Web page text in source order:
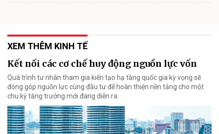
XEM THÊM KINH TẾ
Kết nối các cơ chế huy động nguồn lực vốn
Quá trình tư nhân tham gia kiến tạo hạ tầng quốc gia kỳ vọng sẽ
đóng góp nguồn lực cùng đầu tư để hoàn thiện nền tảng cho một
chu kỳ tăng trưởng mới đang diễn ra.